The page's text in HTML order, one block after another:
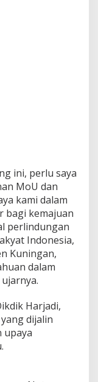
ini, perlu saya
MoU dan
kami dalam
bagi kemajuan
perlindungan
Indonesia,
Kuningan,
dalam
Harjadi,
dijalin
upaya